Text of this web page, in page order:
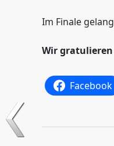
Im Finale
Wir gratulieren
Facebook